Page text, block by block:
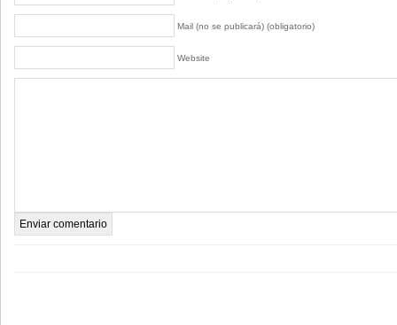
Mail (no se publicará) (obligatorio)
Website